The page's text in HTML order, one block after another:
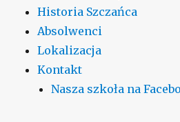
Historia Szczańca
Absolwenci
Lokalizacja
Kontakt
Nasza szkoła na